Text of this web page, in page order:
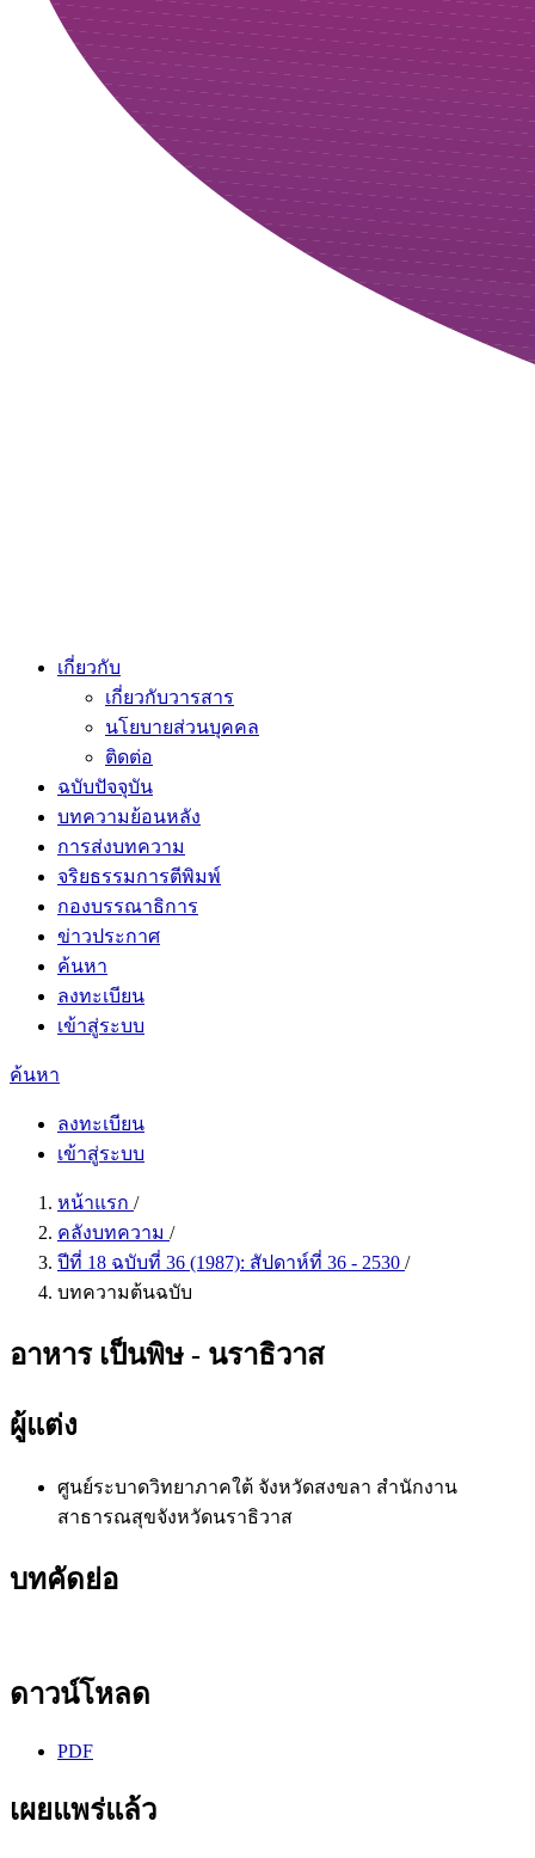
เกี่ยวกับ
เกี่ยวกับวารสาร
นโยบายส่วนบุคคล
ติดต่อ
ฉบับปัจจุบัน
บทความย้อนหลัง
การส่งบทความ
จริยธรรมการตีพิมพ์
กองบรรณาธิการ
ข่าวประกาศ
ค้นหา
ลงทะเบียน
เข้าสู่ระบบ
ค้นหา
ลงทะเบียน
เข้าสู่ระบบ
หน้าแรก /
คลังบทความ /
ปีที่ 18 ฉบับที่ 36 (1987): สัปดาห์ที่ 36 - 2530 /
บทความต้นฉบับ
อาหาร เป็นพิษ - นราธิวาส
ผู้แต่ง
ศูนย์ระบาดวิทยาภาคใต้ จังหวัดสงขลา สำนักงาน
สาธารณสุขจังหวัดนราธิวาส
บทคัดย่อ
ดาวน์โหลด
PDF
เผยแพร่แล้ว